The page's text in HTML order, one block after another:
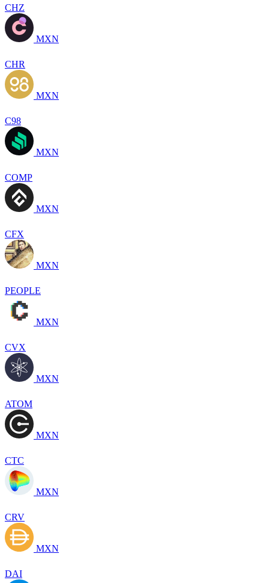
CHZ
MXN
CHR
MXN
C98
MXN
COMP
MXN
CFX
MXN
PEOPLE
MXN
CVX
MXN
ATOM
MXN
CTC
MXN
CRV
MXN
DAI